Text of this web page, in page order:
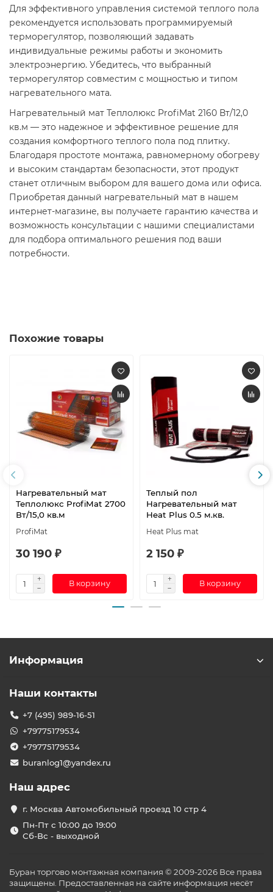
Для эффективного управления системой теплого пола
рекомендуется использовать программируемый
терморегулятор, позволяющий задавать
индивидуальные режимы работы и экономить
электроэнергию. Убедитесь, что выбранный
терморегулятор совместим с мощностью и типом
нагревательного мата.​
Нагревательный мат Теплолюкс ProfiMat 2160 Вт/12,0
кв.м — это надежное и эффективное решение для
создания комфортного теплого пола под плитку.
Благодаря простоте монтажа, равномерному обогреву
и высоким стандартам безопасности, этот продукт
станет отличным выбором для вашего дома или офиса.
Приобретая данный нагревательный мат в нашем
интернет-магазине, вы получаете гарантию качества и
возможность консультации с нашими специалистами
для подбора оптимального решения под ваши
потребности.​
Похожие товары
Нагревательный мат
Теплолюкс ProfiMat 2700
Вт/15,0 кв.м
ProfiMat
30 190 ₽
В корзину
Теплый пол
Нагревательный мат
Heat Plus 0.5 м.кв.
Heat Plus mat
2 150 ₽
В корзину
Информация
Наши контакты
+7 (495) 989-16-51
+79775179534
+79775179534
buranlog1@yandex.ru
Наш адрес
г. Москва Автомобильный проезд 10 стр 4
Пн-Пт с 10:00 до 19:00
Сб-Вс - выходной
Буран торгово монтажная компания © 2009-2026 Все права
защищены. Предоставленная на сайте информация несёт